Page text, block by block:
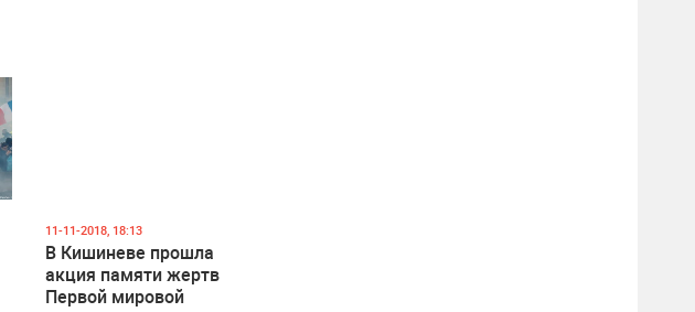
11-11-2018, 18:13
В Кишиневе прошла
акция памяти жертв
Первой мировой